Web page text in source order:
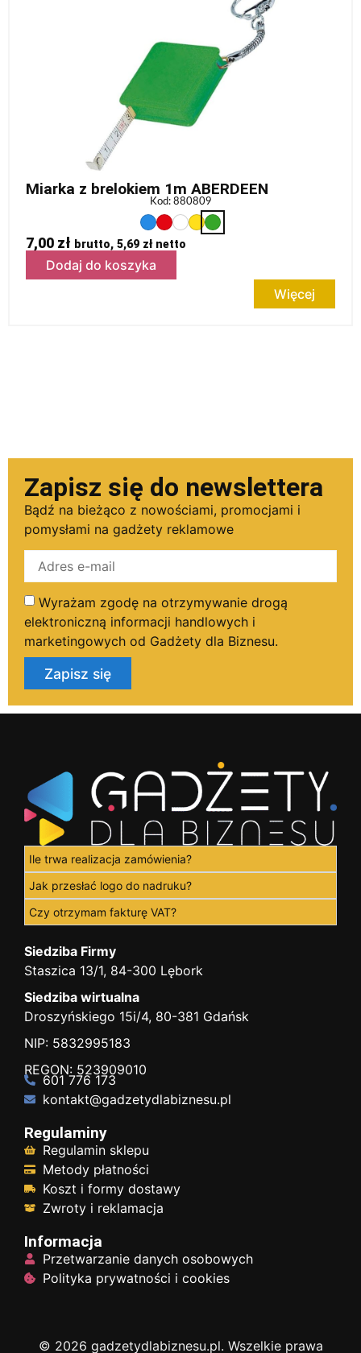
Miarka z brelokiem 1m ABERDEEN
Kod: 880809
7,00 zł brutto, 5,69 złnetto
Dodaj do koszyka
Więcej
Zapisz się do newslettera
Bądź na bieżąco z nowościami, promocjami i
pomysłami na gadżety reklamowe
Wyrażam zgodę na otrzymywanie drogą
elektroniczną informacji handlowych i
marketingowych od Gadżety dla Biznesu.
Zapisz się
Ile trwa realizacja zamówienia?
Jak przesłać logo do nadruku?
Czy otrzymam fakturę VAT?
Siedziba Firmy
Staszica 13/1, 84-300 Lębork
Siedziba wirtualna
Droszyńskiego 15i/4, 80-381 Gdańsk
NIP: 5832995183
REGON: 523909010
601 776 173
kontakt@gadzetydlabiznesu.pl
Regulaminy
Regulamin sklepu
Metody płatności
Koszt i formy dostawy
Zwroty i reklamacja
Informacja
Przetwarzanie danych osobowych
Polityka prywatności i cookies
© 2026 gadzetydlabiznesu.pl. Wszelkie prawa